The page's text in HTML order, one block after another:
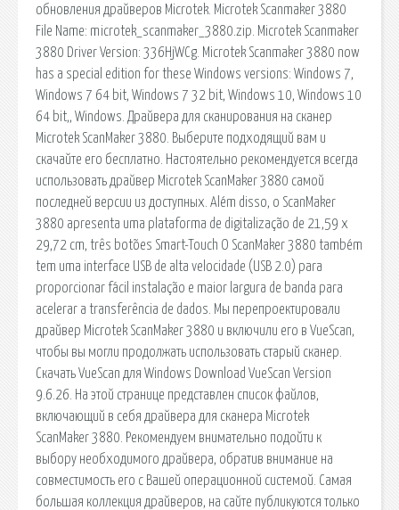
обновления драйверов Microtek. Microtek Scanmaker 3880
File Name: microtek_scanmaker_3880.zip. Microtek Scanmaker
3880 Driver Version: 336HjWCg. Microtek Scanmaker 3880 now
has a special edition for these Windows versions: Windows 7,
Windows 7 64 bit, Windows 7 32 bit, Windows 10, Windows 10
64 bit,, Windows. Драйвера для сканирования на сканер
Microtek ScanMaker 3880. Выберите подходящий вам и
скачайте его бесплатно. Настоятельно рекомендуется всегда
использовать драйвер Microtek ScanMaker 3880 самой
последней версии из доступных. Além disso, o ScanMaker
3880 apresenta uma plataforma de digitalização de 21,59 x
29,72 cm, três botões Smart-Touch O ScanMaker 3880 também
tem uma interface USB de alta velocidade (USB 2.0) para
proporcionar fácil instalação e maior largura de banda para
acelerar a transferência de dados. Мы перепроектировали
драйвер Microtek ScanMaker 3880 и включили его в VueScan,
чтобы вы могли продолжать использовать старый сканер.
Скачать VueScan для Windows Download VueScan Version
9.6.26. На этой странице представлен список файлов,
включающий в себя драйвера для сканера Microtek
ScanMaker 3880. Рекомендуем внимательно подойти к
выбору необходимого драйвера, обратив внимание на
совместимость его с Вашей операционной системой. Самая
большая коллекция драйверов, на сайте публикуются только